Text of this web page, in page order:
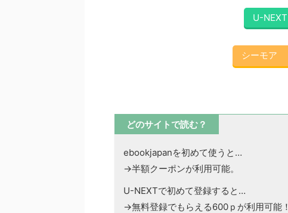
U-NEXT
シーモア
どのサイトで読む？
ebookjapanを初めて使うと…
→半額クーポンが利用可能。
U-NEXTで初めて登録すると…
→無料登録でもらえる600ｐが利用可能！